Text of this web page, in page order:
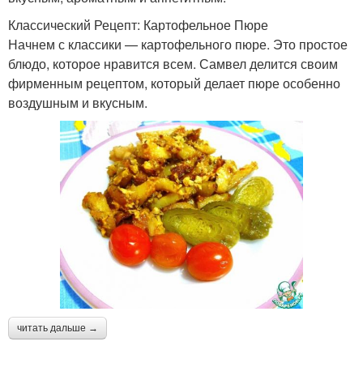
Классический Рецепт: Картофельное Пюре
Начнем с классики — картофельного пюре. Это простое
блюдо, которое нравится всем. Самвел делится своим
фирменным рецептом, который делает пюре особенно
воздушным и вкусным.
читать дальше →